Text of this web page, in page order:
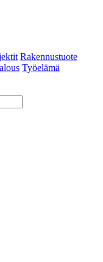
Rakennustuote
Työelämä